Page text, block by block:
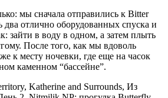
мы сначала отправились к Bitter
два отлично оборудованных спуска и
зайти в воду в одном, а затем плыть
После того, как мы вдоволь
к месту ночевки, где еще на часок
каменном “бассейне”.